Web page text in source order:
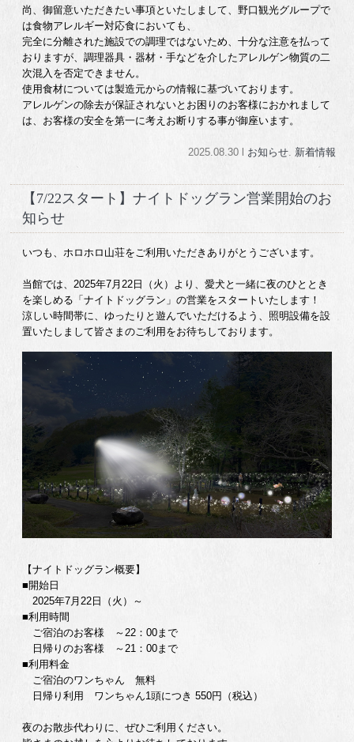
尚、御留意いただきたい事項といたしまして、野口観光グループで
は食物アレルギー対応食においても、
完全に分離された施設での調理ではないため、十分な注意を払って
おりますが、調理器具・器材・手などを介したアレルゲン物質の二
次混入を否定できません。
使用食材については製造元からの情報に基づいております。
アレルゲンの除去が保証されないとお困りのお客様におかれまして
は、お客様の安全を第一に考えお断りする事が御座います。
2025.08.30 l お知らせ. 新着情報
【7/22スタート】ナイトドッグラン営業開始のお
知らせ
いつも、ホロホロ山荘をご利用いただきありがとうございます。
当館では、2025年7月22日（火）より、愛犬と一緒に夜のひととき
を楽しめる「ナイトドッグラン」の営業をスタートいたします！
涼しい時間帯に、ゆったりと遊んでいただけるよう、照明設備を設
置いたしまして皆さまのご利用をお待ちしております。
【ナイトドッグラン概要】
■開始日
2025年7月22日（火）～
■利用時間
ご宿泊のお客様 ～22：00まで
日帰りのお客様 ～21：00まで
■利用料金
ご宿泊のワンちゃん 無料
日帰り利用 ワンちゃん1頭につき 550円（税込）
夜のお散歩代わりに、ぜひご利用ください。